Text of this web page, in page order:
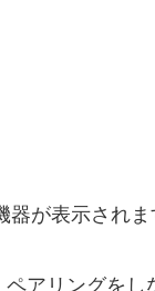
が表示され
ペアリングを